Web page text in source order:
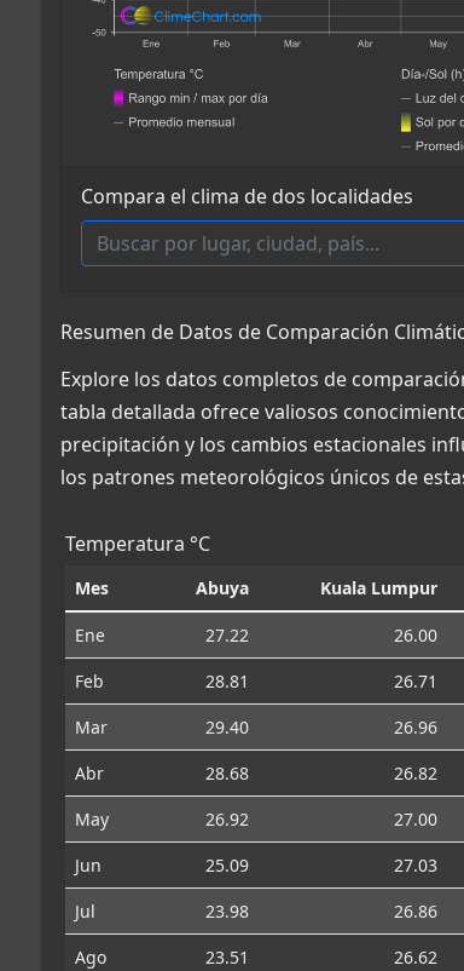
Compara el clima de dos localidades
Resumen de Datos de Comparación
Explore los datos completos de
tabla detallada ofrece valiosos
precipitación y los cambios estacionales
los patrones meteorológicos únicos de
Temperatura °C
Mes Abuya Kuala Lumpur
Ene 27.22 26.00
Feb
28.81 26.71
Mar
29.40 26.96
Abr
28.68 26.82
May
26.92 27.00
Jun
25.09 27.03
Jul
23.98 26.86
Ago
23.51 26.62